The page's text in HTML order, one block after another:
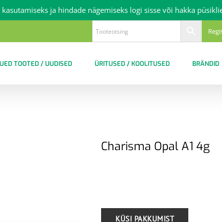
TOOTED / UUDISED ÜRITUSED / KOOLITUSED BRÄNDID
Charisma Opal A1 4g
kasutamiseks ja hindade nägemiseks logi sisse või hakka